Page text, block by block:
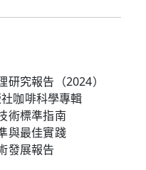
究報告（2024）
咖啡科學專輯
術標準指南
與最佳實踐
發展報告